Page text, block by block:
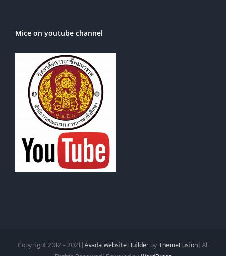
Mice on youtube channel
Copyright 2012 - 2021 |Avada Website Builderby ThemeFusion| All